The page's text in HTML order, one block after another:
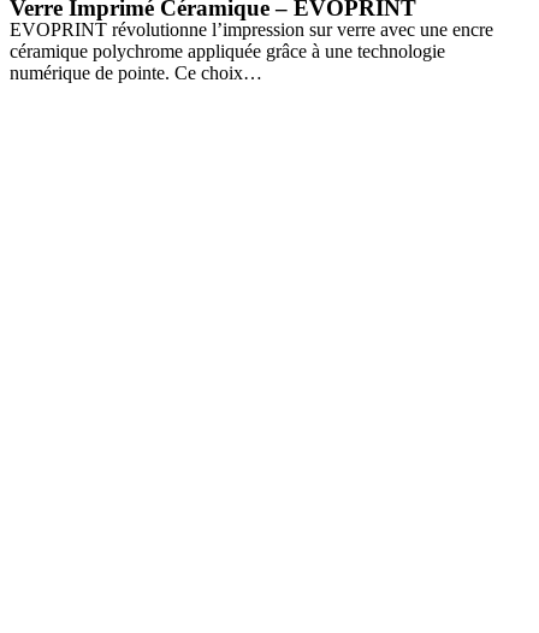
Verre Imprimé Céramique – EVOPRINT
EVOPRINT révolutionne l’impression sur verre avec une encre
céramique polychrome appliquée grâce à une technologie
numérique de pointe. Ce choix…